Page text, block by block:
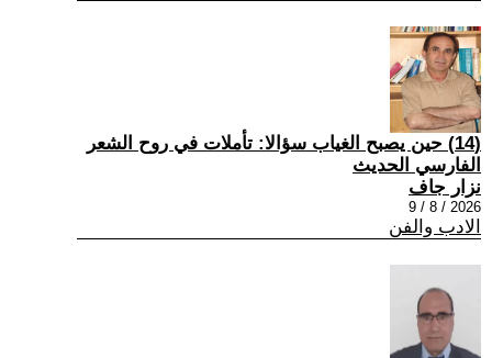
(14) حين يصبح الغياب سؤالا: تأملات في روح الشعر
الفارسي الحديث
نزار جاف
2026 / 8 / 9
الادب والفن